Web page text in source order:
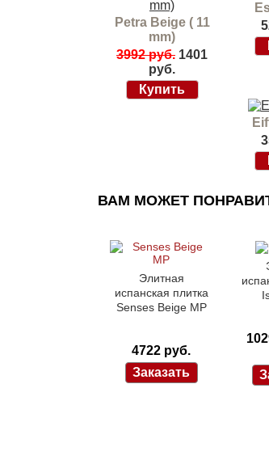
Petra Beige ( 11
mm)
3992 руб. 1401
руб.
ВАМ МОЖЕТ
Элитная
испанская плитка
Senses Beige MP
4722 руб.